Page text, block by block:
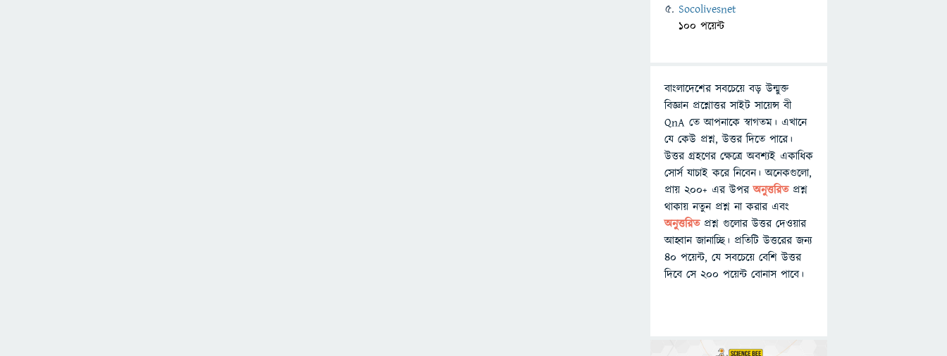
Socolivesnet
100 পয়েন্ট
বাংলাদেশের সবচেয়ে বড় উন্মুক্ত
বিজ্ঞান প্রশ্নোত্তর সাইট সায়েন্স বী
QnA তে আপনাকে স্বাগতম। এখানে
যে কেউ প্রশ্ন, উত্তর দিতে পারে।
উত্তর গ্রহণের ক্ষেত্রে অবশ্যই একাধিক
সোর্স যাচাই করে নিবেন। অনেকগুলো,
প্রায় ২০০+ এর উপরঅনুত্তরিতপ্রশ্ন
থাকায় নতুন প্রশ্ন না করার এবং
অনুত্তরিত প্রশ্ন গুলোর উত্তর দেওয়ার
আহ্বান জানাচ্ছি। প্রতিটি উত্তরের জন্য
৪০ পয়েন্ট, যে সবচেয়ে বেশি উত্তর
দিবে সে ২০০ পয়েন্ট বোনাস পাবে।